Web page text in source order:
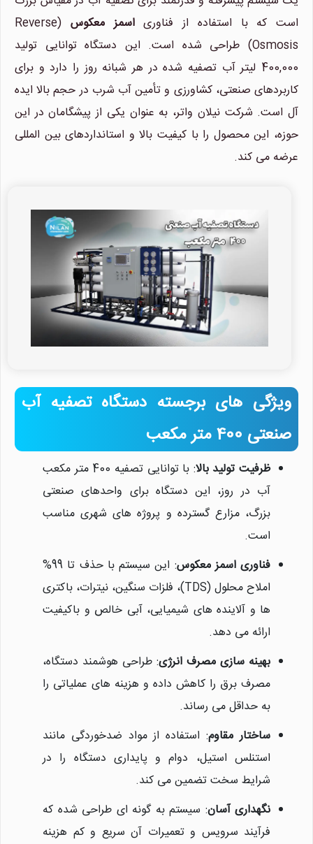
است که با استفاده از فناوریاسمز معکوس
(Reverse
Osmosis) طراحی شده است. این دستگاه توانایی تولید
400,000 لیتر آب تصفیه شده در هر شبانه روز را دارد و برای
کاربردهای صنعتی، کشاورزی و تأمین آب شرب در حجم بالا ایده
آل است. شرکت نیلان واتر، به عنوان یکی از پیشگامان در این
حوزه، این محصول را با کیفیت بالا و استانداردهای بین المللی
عرضه می کند.
ویژگی های برجسته دستگاه تصفیه آب
صنعتی 400 متر مکعب
ظرفیت تولید بالا
: با توانایی تصفیه 400 متر مکعب
آب در روز، این دستگاه برای واحدهای صنعتی
بزرگ، مزارع گسترده و پروژه های شهری مناسب
است.
فناوری اسمز معکوس
: این سیستم با حذف تا 99%
املاح محلول (TDS)، فلزات سنگین، نیترات، باکتری
ها و آلاینده های شیمیایی، آبی خالص و باکیفیت
ارائه می دهد.
بهینه سازی مصرف انرژی: طراحی هوشمند دستگاه،
مصرف برق را کاهش داده و هزینه های عملیاتی را
به حداقل می رساند.
ساختار مقاوم: استفاده از مواد ضدخوردگی مانند
استنلس استیل، دوام و پایداری دستگاه را در
شرایط سخت تضمین می کند.
نگهداری آسان: سیستم به گونه ای طراحی شده که
فرآیند سرویس و تعمیرات آن سریع و کم هزینه
معمولا در لحظه پاسخگوی شما